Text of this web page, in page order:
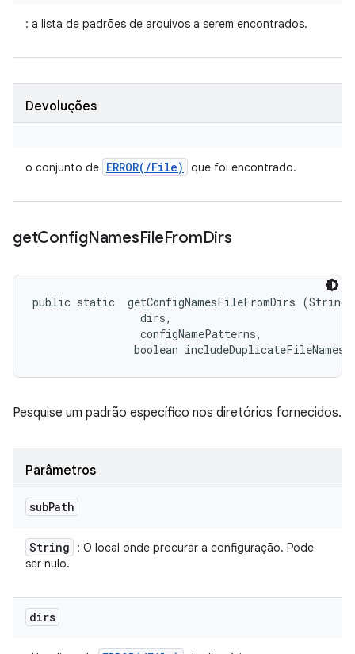
: a lista de padrões de arquivos a serem encontrados.
Devoluções
o conjunto de ERROR( /File) que foi encontrado.
getConfigNamesFileFromDirs
public static
getConfigNamesFileFromDirs
dirs,
configNamePatterns,
                boolean includeDuplicateFileNames)
Pesquise um padrão específico nos diretórios fornecidos.
Parâmetros
subPath
String
: O local onde procurar a configuração. Pode
ser nulo.
dirs